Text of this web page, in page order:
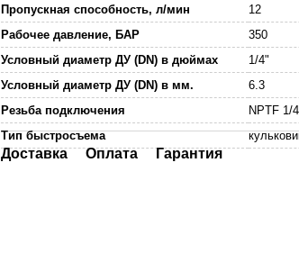
Пропускная способность, л/мин
12
Рабочее давление, БАР
350
Условный диаметр ДУ (DN) в дюймах
1/4"
Условный диаметр ДУ (DN) в мм.
6.3
Резьба подключения
NPTF 1/
Тип быстросъема
Доставка Оплата Гарантия